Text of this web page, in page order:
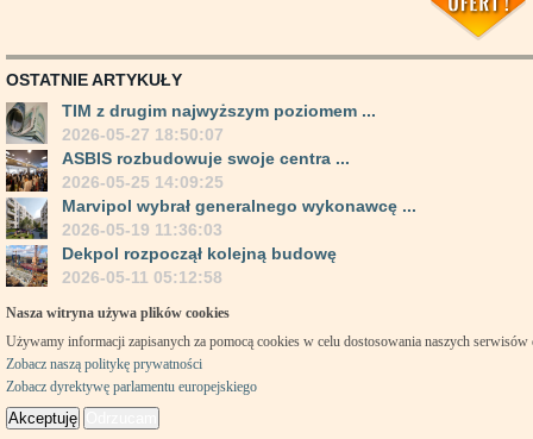
OSTATNIE ARTYKUŁY
TIM z drugim najwyższym poziomem ...
2026-05-27 18:50:07
ASBIS rozbudowuje swoje centra ...
2026-05-25 14:09:25
Marvipol wybrał generalnego wykonawcę ...
2026-05-19 11:36:03
Dekpol rozpoczął kolejną budowę
2026-05-11 05:12:58
Nasza witryna używa plików cookies
Używamy informacji zapisanych za pomocą cookies w celu dostosowania naszych
Zobacz naszą politykę prywatności
Zobacz dyrektywę parlamentu europejskiego
Akceptuję